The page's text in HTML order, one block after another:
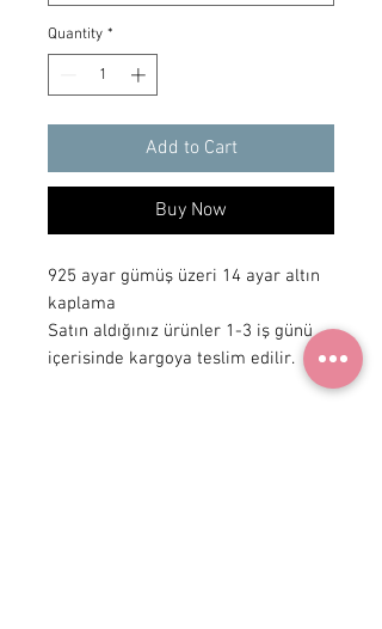
Quantity *
Add to Cart
Buy Now
925 ayar gümüş üzeri 14 ayar altın
kaplama
Satın aldığınız ürünler 1-3 iş günü
içerisinde kargoya teslim edilir.